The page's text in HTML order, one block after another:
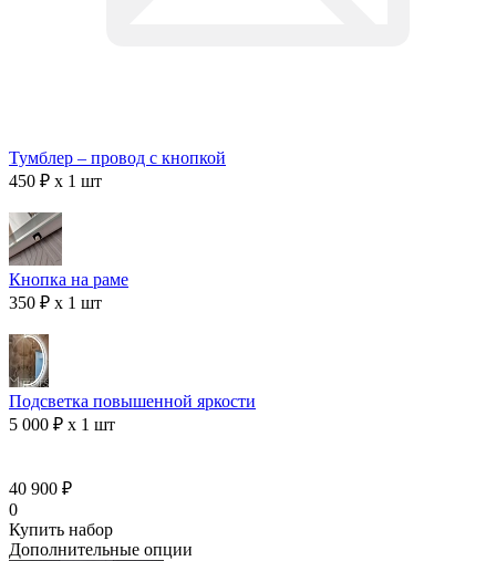
Тумблер – провод с кнопкой
450 ₽ x 1 шт
Кнопка на раме
350 ₽ x 1 шт
Подсветка повышенной яркости
5 000 ₽ x 1 шт
40 900 ₽
0
Купить набор
Дополнительные опции